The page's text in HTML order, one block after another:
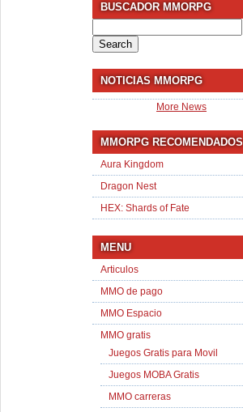
BUSCADOR MMORPG
for:
NOTICIAS MMORPG
More News
MMORPG RECOMENDADOS
Aura Kingdom
Dragon Nest
HEX: Shards of Fate
MENU
Articulos
MMO de pago
MMO Espacio
MMO gratis
Juegos Gratis para Movil
Juegos MOBA Gratis
MMO carreras